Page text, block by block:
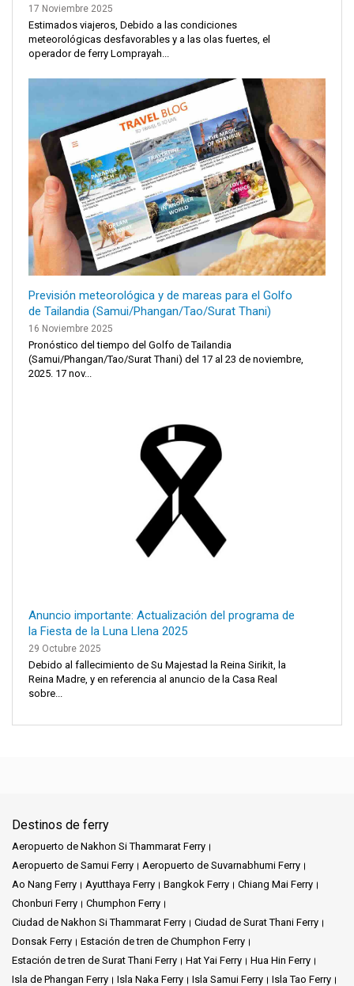
17 Noviembre 2025
Estimados viajeros, Debido a las condiciones
meteorológicas desfavorables y a las olas fuertes, el
operador de ferry Lomprayah...
Previsión meteorológica y de mareas para el Golfo
de Tailandia (Samui/Phangan/Tao/Surat Thani)
16 Noviembre 2025
Pronóstico del tiempo del Golfo de Tailandia
(Samui/Phangan/Tao/Surat Thani) del 17 al 23 de noviembre,
2025. 17 nov...
Anuncio importante: Actualización del programa de
la Fiesta de la Luna Llena 2025
29 Octubre 2025
Debido al fallecimiento de Su Majestad la Reina Sirikit, la
Reina Madre, y en referencia al anuncio de la Casa Real
sobre...
Destinos de ferry
Aeropuerto de Nakhon Si Thammarat Ferry
Aeropuerto de Samui Ferry
Aeropuerto de Suvarnabhumi Ferry
Ao Nang Ferry
Ayutthaya Ferry Bangkok Ferry
Chiang Mai Ferry
Chonburi Ferry
Chumphon Ferry
Ciudad de Nakhon Si Thammarat Ferry
Ciudad de Surat Thani Ferry
Donsak Ferry
Estación de tren de Chumphon Ferry
Estación de tren de Surat Thani Ferry
Hat Yai Ferry
Hua Hin Ferry
Isla de Phangan Ferry
Isla Naka Ferry Isla Samui Ferry
Isla Tao Ferry